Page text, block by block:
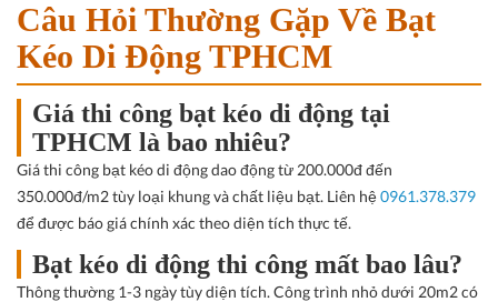
Câu Hỏi Thường Gặp Về Bạt
Kéo Di Động TPHCM
Giá thi công bạt kéo di động tại
TPHCM là bao nhiêu?
Giá thi công bạt kéo di động dao động từ 200.000đ đến
350.000đ/m2 tùy loại khung và chất liệu bạt. Liên hệ0961.378.379
để được báo giá chính xác theo diện tích thực tế.
Bạt kéo di động thi công mất bao lâu?
Thông thường 1-3 ngày tùy diện tích. Công trình nhỏ dưới 20m2 có